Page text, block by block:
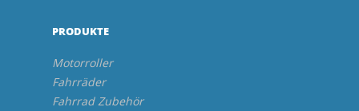
PRODUKTE
Motorroller
Fahrräder
Fahrrad Zubehör